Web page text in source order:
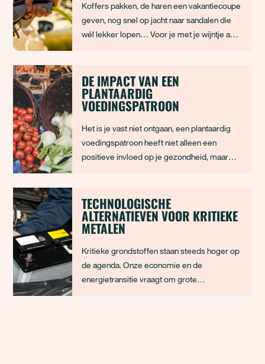
Koffers pakken, de haren een vakantiecoupe
geven, nog snel op jacht naar sandalen die
wél lekker lopen… Voor je met je wijntje aan
wel voor het eerst – met een elektrische auto
op pad gaat. Want waar laa
DE IMPACT VAN EEN
PLANTAARDIG
VOEDINGSPATROON
Het is je vast niet ontgaan, een plantaardig
voedingspatroon heeft niet alleen een
positieve invloed op je gezondheid, maar
milieu dan dierlijke producten. Maar hoeveel
CO2 en water bespaar je daadwerkelijk als je
kie
TECHNOLOGISCHE
ALTERNATIEVEN VOOR KRITIEKE
METALEN
Kritieke grondstoffen staan steeds hoger op
de agenda. Onze economie en de
energietransitie vraagt om grote